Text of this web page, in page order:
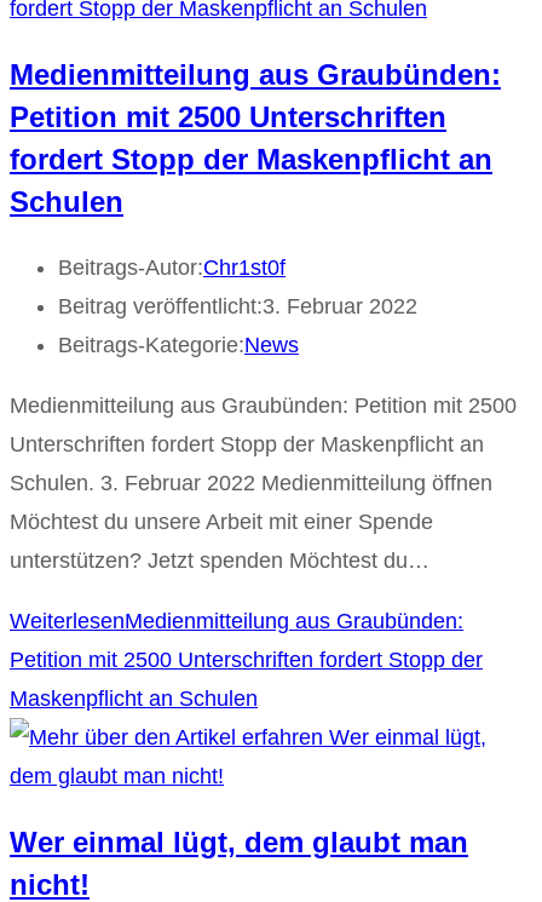
Medienmitteilung aus Graubünden:
Petition mit 2500 Unterschriften
fordert Stopp der Maskenpflicht an
Schulen
Beitrags-Autor:Chr1st0f
Beitrag veröffentlicht:3. Februar 2022
Beitrags-Kategorie:News
Medienmitteilung aus Graubünden: Petition mit 2500
Unterschriften fordert Stopp der Maskenpflicht an
Schulen. 3. Februar 2022 Medienmitteilung öffnen
Möchtest du unsere Arbeit mit einer Spende
unterstützen? Jetzt spenden Möchtest du…
WeiterlesenMedienmitteilung aus Graubünden:
Petition mit 2500 Unterschriften fordert Stopp der
Maskenpflicht an Schulen
Wer einmal lügt, dem glaubt man
nicht!